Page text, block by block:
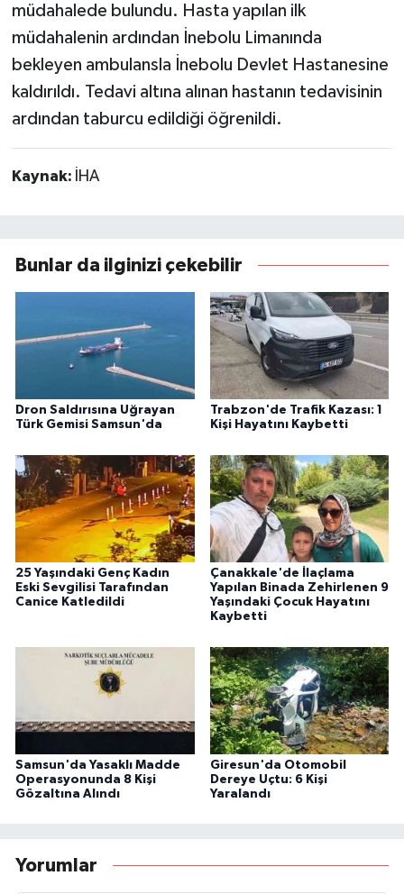
müdahalede bulundu. Hasta yapılan ilk
müdahalenin ardından İnebolu Limanında
bekleyen ambulansla İnebolu Devlet Hastanesine
kaldırıldı. Tedavi altına alınan hastanın tedavisinin
ardından taburcu edildiği öğrenildi.
Kaynak: İHA
Bunlar da ilginizi çekebilir
Dron Saldırısına Uğrayan
Türk Gemisi Samsun'da
Trabzon'de Trafik Kazası: 1
Kişi Hayatını Kaybetti
25 Yaşındaki Genç Kadın
Eski Sevgilisi Tarafından
Canice Katledildi
Çanakkale'de İlaçlama
Yapılan Binada Zehirlenen 9
Yaşındaki Çocuk Hayatını
Kaybetti
Samsun'da Yasaklı Madde
Operasyonunda 8 Kişi
Gözaltına Alındı
Giresun'da Otomobil
Dereye Uçtu: 6 Kişi
Yaralandı
Yorumlar